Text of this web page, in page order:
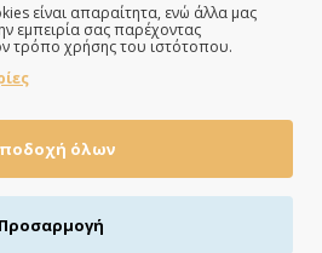
είναι απαραίτητα, ενώ άλλα μας
εμπειρία σας παρέχοντας
τρόπο χρήσης του ιστότοπου.
όλων
Προσαρμογή